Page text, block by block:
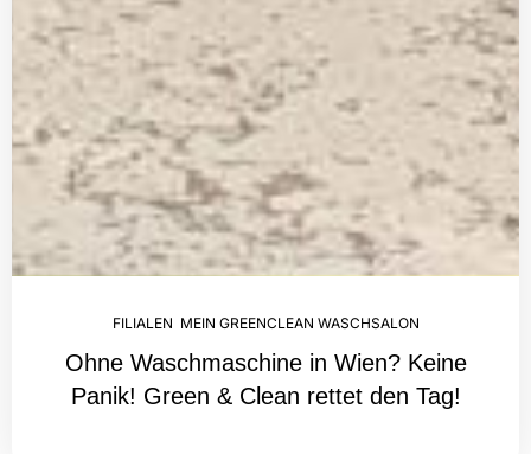
FILIALEN MEIN GREENCLEAN WASCHSALON
Ohne Waschmaschine in Wien? Keine
Panik! Green & Clean rettet den Tag!